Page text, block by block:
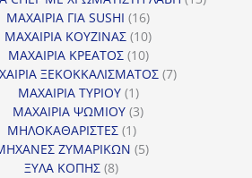
ΜΑΧΑΙΡΙΑ ΓΙΑ SUSHI 1616
προϊόντα
ΜΑΧΑΙΡΙΑ ΚΟΥΖΙΝΑΣ 1010
προϊόντα
ΜΑΧΑΙΡΙΑ ΚΡΕΑΤΟΣ 1010
προϊόντα
ΞΕΚΟΚΚΑΛΙΣΜΑΤΟΣ 77
ΜΑΧΑΙΡΙΑ ΤΥΡΙΟΥ 11
προϊόν
ΜΑΧΑΙΡΙΑ ΨΩΜΙΟΥ 33
ΜΗΛΟΚΑΘΑΡΙΣΤΕΣ 11
προϊόν
ΖΥΜΑΡΙΚΩΝ 55
ΞΥΛΑ ΚΟΠΗΣ 88